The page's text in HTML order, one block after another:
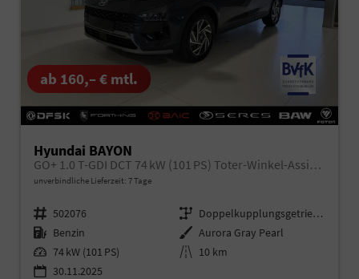
ab 160,– € mtl.
Hyundai BAYON
GO+ 1.0 T-GDI DCT 74 kW (101 PS) Toter-Winkel-Assistent, Induktive Ladestation, Comfort-Paket, Lenkradheizung, Sitzheizung, DAB, Android Auto, Apple CarPlay, Navigationssystem, LED-Scheinwerfer, Einparkhilfe, Rückfahrkamera, uvm.
unverbindliche Lieferzeit: 7 Tage
Fahrzeugnr. 502076 Getriebe
Doppelkupplungsgetriebe (DSG)
Kraftstoff Benzin Außenfarbe Aurora Gray Pearl
Leistung 74 kW (101 PS) Kilometerstand 10 km
30.11.2025